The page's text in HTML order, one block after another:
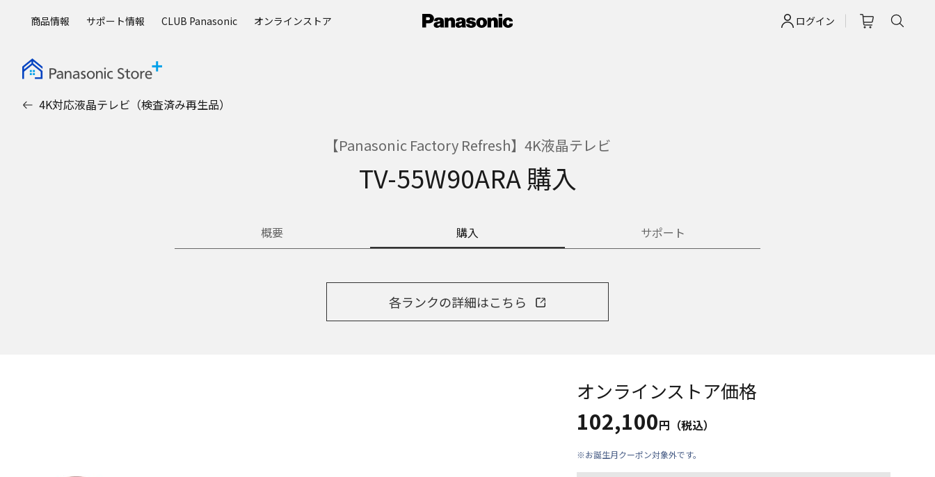
ログイン
商品情報 サポート情報 CLUB Panasonic オンラインストア
4K対応液晶テレビ（検査済み再生品）
【Panasonic Factory Refresh】4K液晶テレビ
TV-55W90ARA 購入
概要 購入 サポート
各ランクの詳細はこちら
オンラインストア価格
102,100円（税込）
※お誕生月クーポン対象外です。